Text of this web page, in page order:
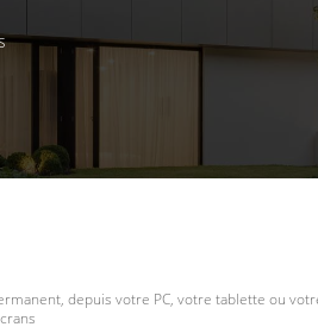
depuis votre PC, votre tablette ou